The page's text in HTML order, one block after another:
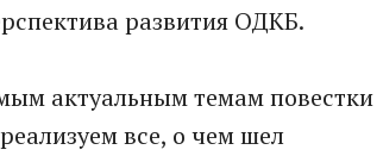
развития ОДКБ.
актуальным темам повестки
все, о чем шел